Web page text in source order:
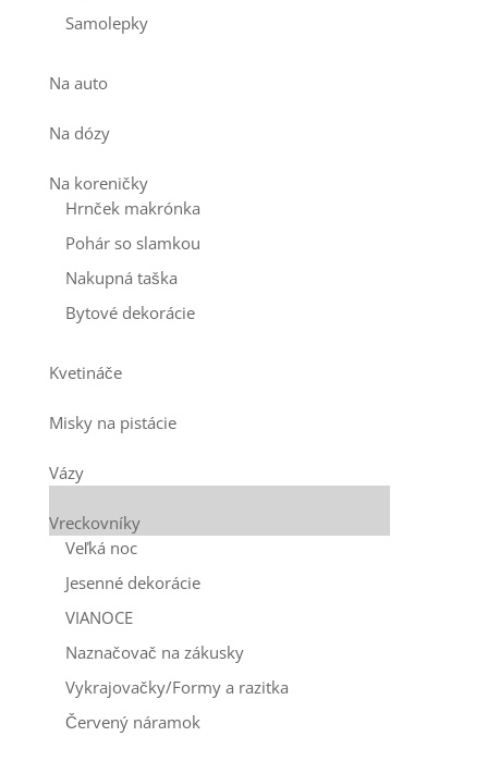
Samolepky
Na auto
Na dózy
Na koreničky
Hrnček makrónka
Pohár so slamkou
Nakupná taška
Bytové dekorácie
Kvetináče
Misky na pistácie
Vázy
Vreckovníky
Veľká noc
Jesenné dekorácie
VIANOCE
Naznačovač na zákusky
Vykrajovačky/Formy a razitka
Červený náramok